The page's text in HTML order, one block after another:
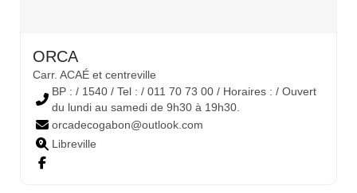
ORCA
Carr. ACAÉ et centreville
BP : / 1540 / Tel : / 011 70 73 00 / Horaires : / Ouvert
du lundi au samedi de 9h30 à 19h30.
orcadecogabon@outlook.com
Libreville